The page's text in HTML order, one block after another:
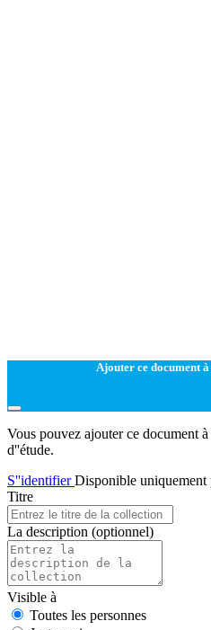
Ajouter ce document
Vous pouvez ajouter ce document
d''étude.
S''identifierDisponible uniquement
Titre
La description (optionnel)
Visible à
Toutes les personnes